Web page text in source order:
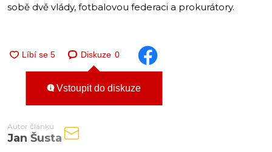
sobě dvě vlády, fotbalovou federaci a prokurátory.
Diskuze 0
Vstoupit do diskuze
Autor článku
Jan Šusta